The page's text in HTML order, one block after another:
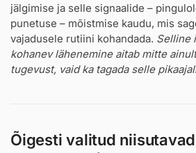
jälgimise ja selle signaalide –
punetuse – mõistmise kaudu, mis
vajadusele rutiini kohandada. Selline
kohanev lähenemine aitab mitte
tugevust, vaid ka tagada selle
Õigesti valitud